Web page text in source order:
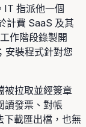
IT 指派他一個
計費 SaaS 及其
作階段錄製開
安裝程式針對您
被拉取並經簽章
讀發票、對帳
載匯出檔，也無